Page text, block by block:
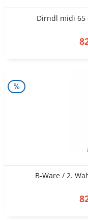
Dirndl midi 65
B-Ware / 2.